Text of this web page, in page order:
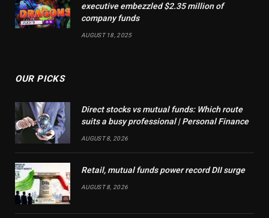
executive embezzled $2.35 million of
company funds
AUGUST 18, 2025
OUR PICKS
Direct stocks vs mutual funds: Which route
suits a busy professional | Personal Finance
AUGUST 8, 2026
Retail, mutual funds power record DII surge
AUGUST 8, 2026